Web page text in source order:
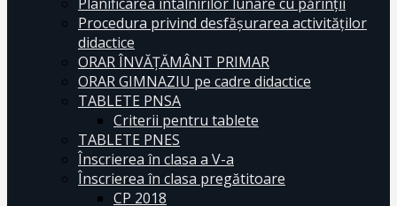
Procedura privind desfășurarea activităților
didactice
ORAR ÎNVĂȚĂMÂNT PRIMAR
ORAR GIMNAZIU pe cadre didactice
TABLETE PNSA
Criterii pentru tablete
TABLETE PNES
Înscrierea în clasa a V-a
Înscrierea în clasa pregătitoare
CP 2018